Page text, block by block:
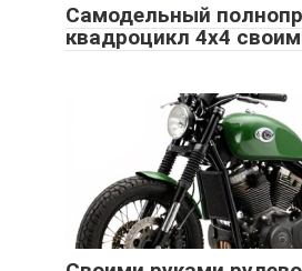
Самодельный
квадроцикл 4х4